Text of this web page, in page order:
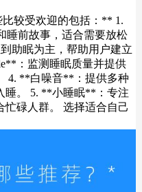
较受欢迎的包括：** 1.
睡前故事，适合需要放松
助眠为主，帮助用户建立
：监测睡眠质量并提供
4. **白噪音**：提供多种
睡。 5. **小睡眠**：专注
碌人群。 选择适合自己